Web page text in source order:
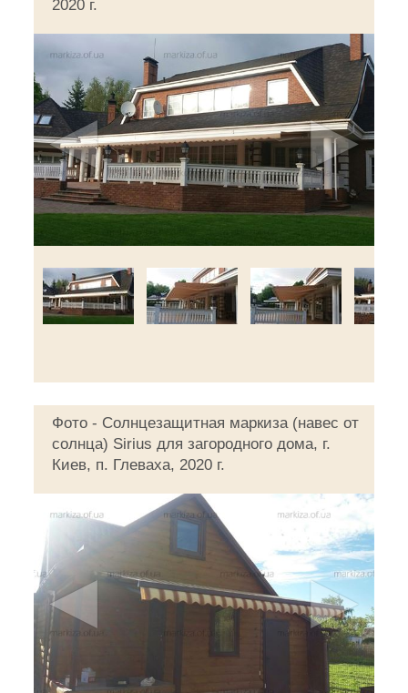
2020 г.
◄ ►
Фото - Солнцезащитная маркиза (навес от
солнца) Sirius для загородного дома, г.
Киев, п. Глеваха, 2020 г.
◄ ►